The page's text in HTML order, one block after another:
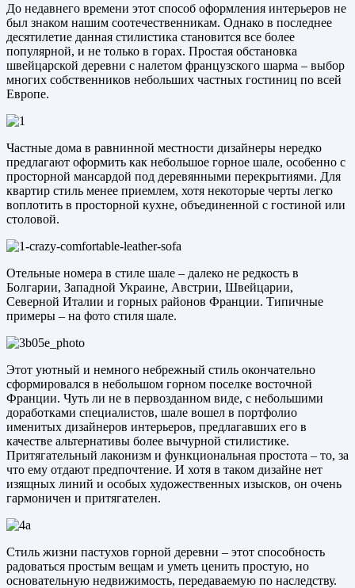
До недавнего времени этот способ оформления интерьеров не
был знаком нашим соотечественникам. Однако в последнее
десятилетие данная стилистика становится все более
популярной, и не только в горах. Простая обстановка
швейцарской деревни с налетом французского шарма – выбор
многих собственников небольших частных гостиниц по всей
Европе.
Частные дома в равнинной местности дизайнеры нередко
предлагают оформить как небольшое горное шале, особенно с
просторной мансардой под деревянными перекрытиями. Для
квартир стиль менее приемлем, хотя некоторые черты легко
воплотить в просторной кухне, объединенной с гостиной или
столовой.
Отельные номера в стиле шале – далеко не редкость в
Болгарии, Западной Украине, Австрии, Швейцарии,
Северной Италии и горных районов Франции. Типичные
примеры – на фото стиля шале.
Этот уютный и немного небрежный стиль окончательно
сформировался в небольшом горном поселке восточной
Франции. Чуть ли не в первозданном виде, с небольшими
доработками специалистов, шале вошел в портфолио
именитых дизайнеров интерьеров, предлагавших его в
качестве альтернативы более вычурной стилистике.
Притягательный лаконизм и функциональная простота – то, за
что ему отдают предпочтение. И хотя в таком дизайне нет
изящных линий и особых художественных изысков, он очень
гармоничен и притягателен.
Стиль жизни пастухов горной деревни – этот способность
радоваться простым вещам и уметь ценить простую, но
основательную недвижимость, передаваемую по наследству.